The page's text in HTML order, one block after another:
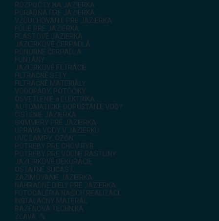
ROZPOČTY NA JAZIERKA
PORADŇA PRE JAZIERKA
VZDUCHOVANIE PRE JAZIERKA
FÓLIE PRE JAZIERKA
PLASTOVÉ JAZIERKA
JAZIERKOVÉ ČERPADLÁ
PONORNÉ ČERPADLÁ
FONTÁNY
JAZIERKOVÉ FILTRÁCIE
FILTRAČNÉ SETY
FILTRAČNÉ MATERIÁLY
VODOPÁDY, POTÔČIKY
OSVETLENIE a ELEKTRIKA
AUTOMATICKÉ DOPÚŠŤANIE VODY
ČISTENIE JAZIERKA
SKIMMERY PRE JAZIERKA
ÚPRAVA VODY V JAZIERKU
UVC LAMPY, OZÓN
POTREBY PRE CHOV RÝB
POTREBY PRE VODNÉ RASTLINY
JAZIERKOVÉ DEKORÁCIE
OSTATNÉ SÚČASTI
ZAZIMOVANIE JAZIERKA
NÁHRADNÉ DIELY PRE JAZIERKA
FOTOGALÉRIA NAŠICH REALIZÁCIÍ
INŠTALAČNÝ MATERÁL
BAZÉNOVÁ TECHNIKA
ZĽAVA -%